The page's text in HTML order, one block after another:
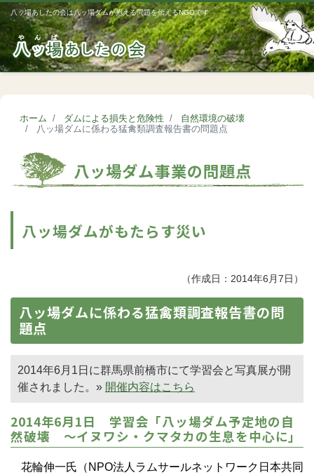
八ッ場あしたの会は八ッ場ダムが抱える問題を伝えるNGOです
ホーム ダムによる損失と危険性
自然環境の破壊
八ッ場ダムに係わる猛禽類調査報告書の問題点
八ッ場ダム事業の問題点
八ッ場ダムがもたらす災い
（作成日：2014年6月7日）
八ッ場ダムに係わる猛禽類調査報告書の問
題点
2014年6月1日に群馬県前橋市にて学習会と写真展が開
催されました。» 開催内容はこちら
2014年6月1日 学習会「八ッ場ダム予定地の自
然破壊 ～イヌワシ・クマタカの生息を中心に」
花輪伸一氏（NPO法人ラムサールネットワーク日本共同